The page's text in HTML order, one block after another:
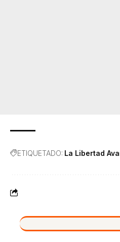
ETIQUETADO: La Libertad
VIVO